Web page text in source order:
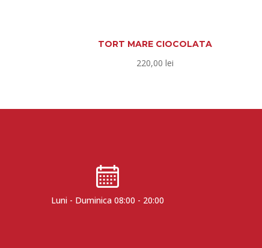
TORT MARE CIOCOLATA
220,00lei
Luni - Duminica 08:00 - 20:00